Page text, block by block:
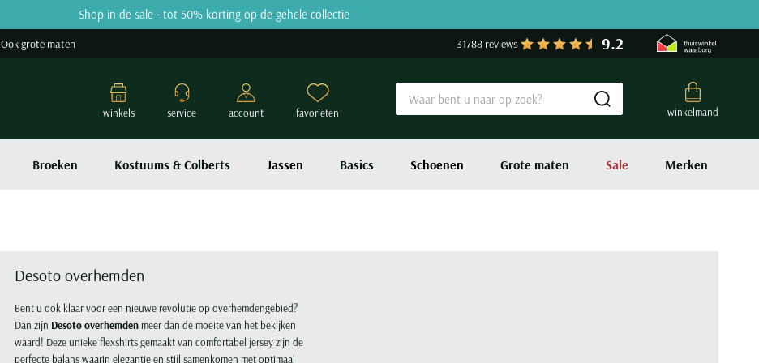
Shop in de sale - tot 50% korting op de gehele collectie
Ook grote maten 31788 reviews 9.2
winkelmand
Submit search
Broeken Kostuums & Colberts Jassen Basics Schoenen Grote maten Sale Merken
winkels service account favorieten
Desoto overhemden
Bent u ook klaar voor een nieuwe revolutie op overhemdengebied?
Dan zijn Desoto overhemden meer dan de moeite van het bekijken
waard! Deze unieke flexshirts gemaakt van comfortabel jersey zijn de
perfecte balans waarin elegantie en stijl samenkomen met optimaal